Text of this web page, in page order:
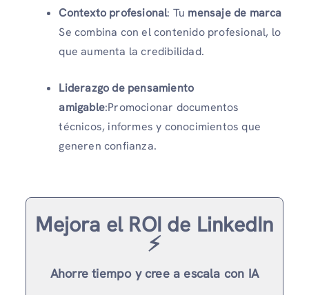
Contexto profesional: Tu mensaje de marca
Se combina con el contenido profesional, lo
que aumenta la credibilidad.
Liderazgo de pensamiento
amigable:Promocionar documentos
técnicos, informes y conocimientos que
generen confianza.
Mejora el ROI de LinkedIn
⚡️
Ahorre tiempo y cree a escala con IA